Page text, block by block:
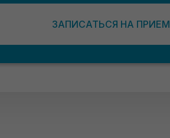
ЗАПИСАТЬСЯ НА ПРИЕМ